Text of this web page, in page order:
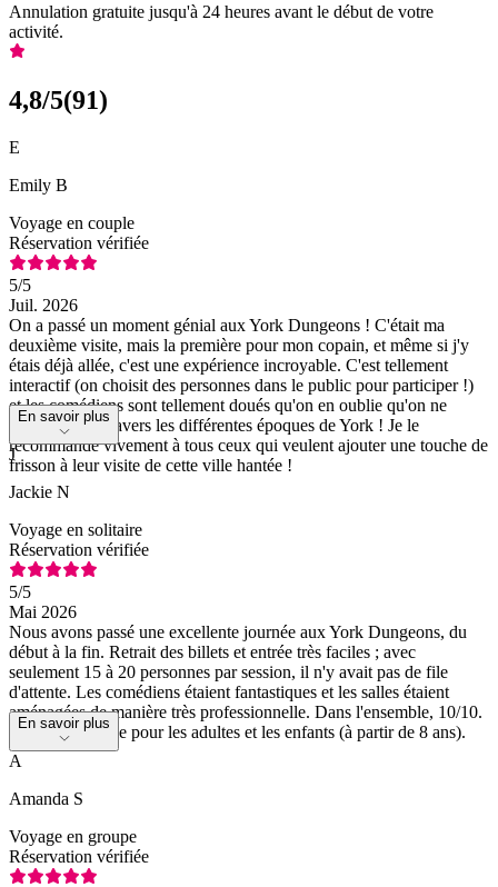
Annulation gratuite jusqu'à 24 heures avant le début de votre
activité.
4,8/5(91)
E
Emily B
Voyage en couple
Réservation vérifiée
5/5
Juil. 2026
On a passé un moment génial aux York Dungeons ! C'était ma
deuxième visite, mais la première pour mon copain, et même si j'y
étais déjà allée, c'est une expérience incroyable. C'est tellement
interactif (on choisit des personnes dans le public pour participer !)
et les comédiens sont tellement doués qu'on en oublie qu'on ne
voyage pas à travers les différentes époques de York ! Je le
recommande vivement à tous ceux qui veulent ajouter une touche de
frisson à leur visite de cette ville hantée !
En savoir plus
J
Jackie N
Voyage en solitaire
Réservation vérifiée
5/5
Mai 2026
Nous avons passé une excellente journée aux York Dungeons, du
début à la fin. Retrait des billets et entrée très faciles ; avec
seulement 15 à 20 personnes par session, il n'y avait pas de file
d'attente. Les comédiens étaient fantastiques et les salles étaient
aménagées de manière très professionnelle. Dans l'ensemble, 10/10.
Une sortie idéale pour les adultes et les enfants (à partir de 8 ans).
En savoir plus
A
Amanda S
Voyage en groupe
Réservation vérifiée